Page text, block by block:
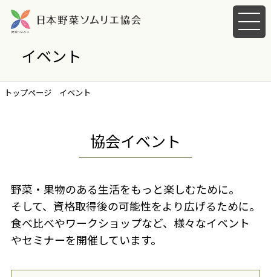
メ
ニ
イベント
トップページ イベント
協会イベント
野菜・果物のある生活をもっと楽しむために。
そして、資格取得後の可能性をより広げるために。
食べ比べやワークショップなど、様々なイベント
やセミナーを開催しています。